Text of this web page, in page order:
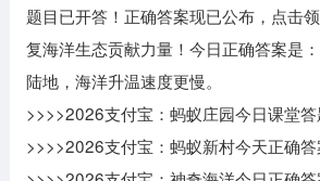
冒险解谜 赛车游戏
动作射击
题目已开答！正确答案现已公布，点击
复海洋生态贡献力量！今日正确答案是
陆地，海洋升温速度更慢。
>>>>2026支付宝：蚂蚁庄园今日课堂
>>>>2026支付宝：蚂蚁新村今天正确